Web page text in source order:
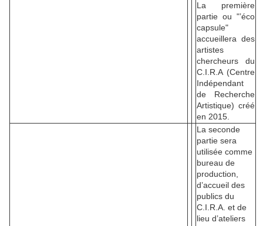
La première
partie ou "’éco
capsule"
accueillera des
artistes
chercheurs du
C.I.R.A (Centre
Indépendant
de Recherche
Artistique) créé
en 2015.
La seconde
partie sera
utilisée comme
bureau de
production,
d’accueil des
publics du
C.I.R.A. et de
lieu d’ateliers